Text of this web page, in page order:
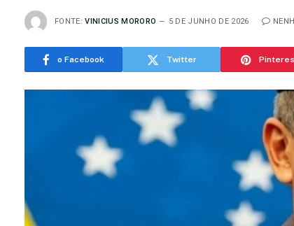
FONTE: VINICIUS MORORO 5 DE JUNHO DE 2026
o Facebook Twitter